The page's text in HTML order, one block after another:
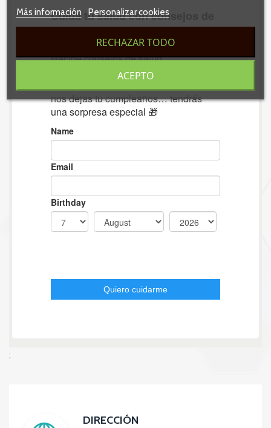
;
DIRECCIÓN
Más información Personalizar cookies
RECHAZAR TODO
ACEPTO